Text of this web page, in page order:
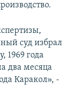
суд избрал
1969 года
два месяца
Каракол», -